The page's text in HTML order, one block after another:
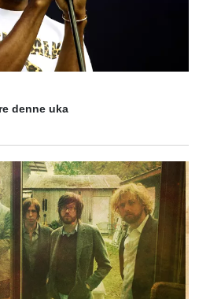
denne uka